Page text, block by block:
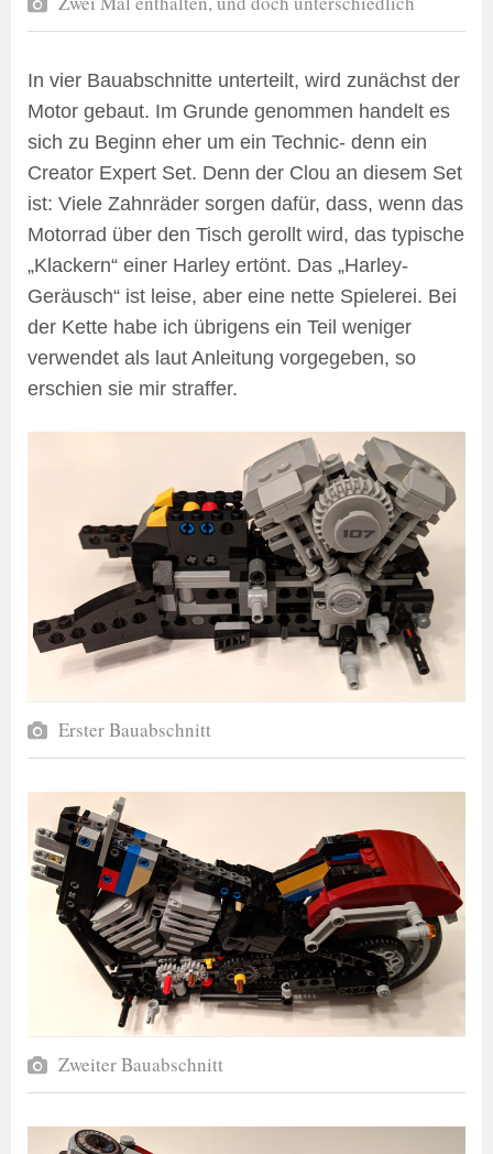
In vier Bauabschnitte unterteilt, wird zunächst der
Motor gebaut. Im Grunde genommen handelt es
sich zu Beginn eher um ein Technic- denn ein
Creator Expert Set. Denn der Clou an diesem Set
ist: Viele Zahnräder sorgen dafür, dass, wenn das
Motorrad über den Tisch gerollt wird, das typische
„Klackern“ einer Harley ertönt. Das „Harley-
Geräusch“ ist leise, aber eine nette Spielerei. Bei
der Kette habe ich übrigens ein Teil weniger
verwendet als laut Anleitung vorgegeben, so
erschien sie mir straffer.
Erster Bauabschnitt
Zweiter Bauabschnitt